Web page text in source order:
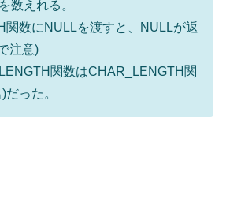
数えれる。
関数にNULLを渡すと、NULLが返
注意)
関数はCHAR_LENGTH関
った。